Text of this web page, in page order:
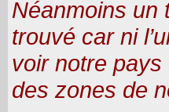
Néanmoins un
trouvé car ni
voir notre
des zones de